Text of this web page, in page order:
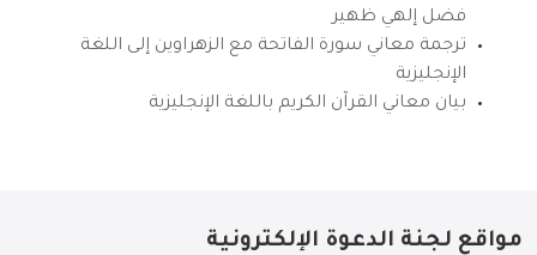
فضل إلهي ظهير
ترجمة معاني سورة الفاتحة مع الزهراوين إلى اللغة
الإنجليزية
بيان معاني القرآن الكريم باللغة الإنجليزية
مواقع لجنة الدعوة الإلكترونية